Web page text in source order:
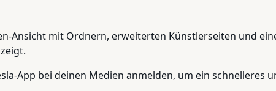
Ansicht mit Ordnern, erweiterten Künstlerseiten und
App bei deinen Medien anmelden, um ein schnelleres